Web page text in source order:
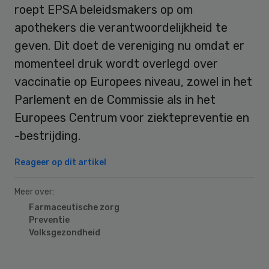
roept EPSA beleidsmakers op om
apothekers die verantwoordelijkheid te
geven. Dit doet de vereniging nu omdat er
momenteel druk wordt overlegd over
vaccinatie op Europees niveau, zowel in het
Parlement en de Commissie als in het
Europees Centrum voor ziektepreventie en
-bestrijding.
Reageer op dit artikel
Meer over:
Farmaceutische zorg
Preventie
Volksgezondheid